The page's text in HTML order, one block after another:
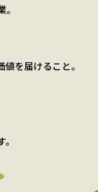
を届けること。